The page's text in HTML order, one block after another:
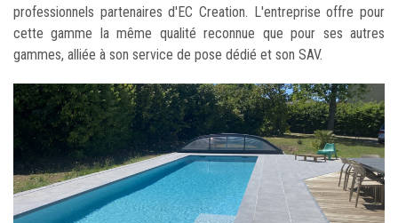
professionnels partenaires d'EC Creation. L'entreprise offre pour
cette gamme la même qualité reconnue que pour ses autres
gammes, alliée à son service de pose dédié et son SAV.